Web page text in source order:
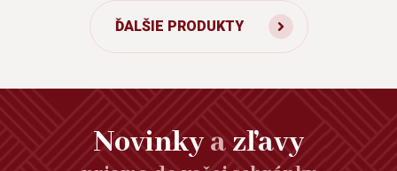
ĎALŠIE PRODUKTY
Novinkyazľavy